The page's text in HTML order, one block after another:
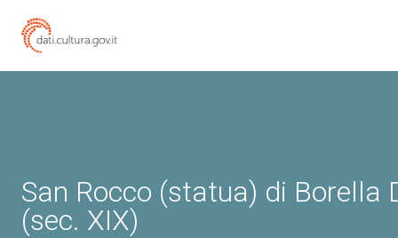
San Rocco (statua) di Borella
(sec. XIX)